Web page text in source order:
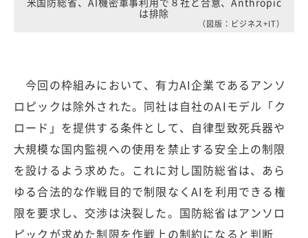
は排除
（図版：ビジネス+IT）
今回の枠組みにおいて、有力AI企業であるアンソ
ロピックは除外された。同社は自社のAIモデル「ク
ロード」を提供する条件として、自律型致死兵器や
大規模な国内監視への使用を禁止する安全上の制限
を設けるよう求めた。これに対し国防総省は、あら
ゆる合法的な作戦目的で制限なくAIを利用できる権
限を要求し、交渉は決裂した。国防総省はアンソロ
ピックが求めた制限を作戦上の制約になると判断